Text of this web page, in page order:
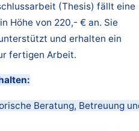
(Thesis) fällt eine
Höhe von 220,- € an. Sie
und erhalten ein
fertigen Arbeit.
Beratung, Betreuung